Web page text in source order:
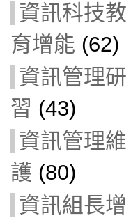
資訊科技教
育增能 (62)
資訊管理研
習 (43)
資訊管理維
護 (80)
資訊組長增